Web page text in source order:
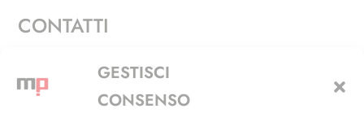
GESTISCI
CONSENSO
CONTATTI
Via Alfieri, 27 - Trezzano Sul Naviglio (MI)
+39 02 4846 3155